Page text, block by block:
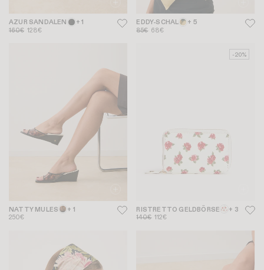
AZUR SANDALEN + 1
160€ 128€
EDDY-SCHAL + 5
85€ 68€
NATTY MULES + 1
250€
-20%
RISTRETTO GELDBÖRSE + 3
140€ 112€